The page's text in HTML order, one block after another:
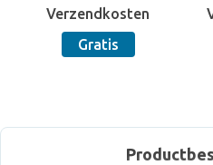
Verzendkosten
Gratis